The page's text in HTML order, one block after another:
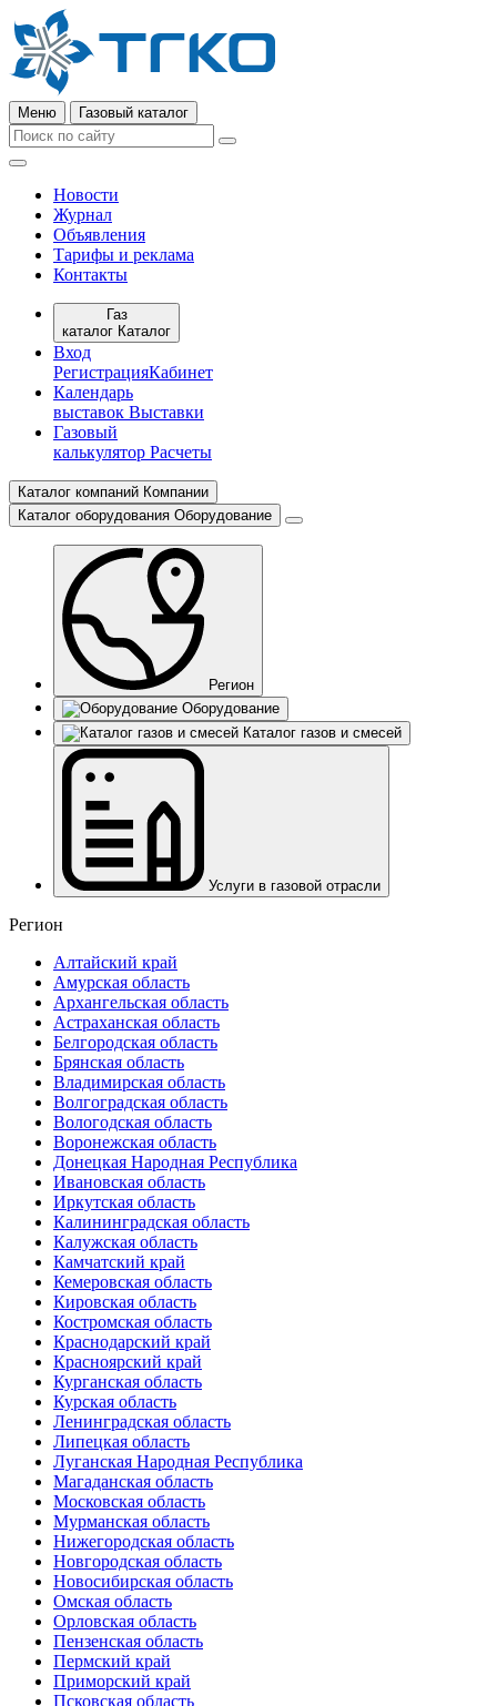
Меню Газовый каталог
Новости
Журнал
Объявления
Тарифы и реклама
Контакты
Газ
каталог Каталог
Вход
РегистрацияКабинет
Календарь
выставок Выставки
Газовый
калькулятор Расчеты
Каталог компаний Компании
Каталог оборудования Оборудование
Регион
Оборудование
Каталог газов и смесей
Услуги в газовой отрасли
Регион
Алтайский край
Амурская область
Архангельская область
Астраханская область
Белгородская область
Брянская область
Владимирская область
Волгоградская область
Вологодская область
Воронежская область
Донецкая Народная Республика
Ивановская область
Иркутская область
Калининградская область
Калужская область
Камчатский край
Кемеровская область
Кировская область
Костромская область
Краснодарский край
Красноярский край
Курганская область
Курская область
Ленинградская область
Липецкая область
Луганская Народная Республика
Магаданская область
Московская область
Мурманская область
Нижегородская область
Новгородская область
Новосибирская область
Омская область
Орловская область
Пензенская область
Пермский край
Приморский край
Псковская область